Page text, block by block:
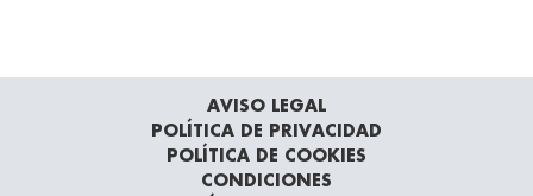
AVISO LEGAL
POLÍTICA DE PRIVACIDAD
POLÍTICA DE COOKIES
CONDICIONES